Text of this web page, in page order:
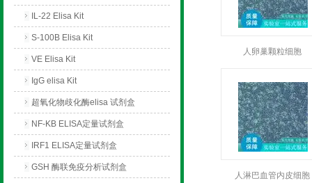
IL-22 Elisa Kit
S-100B Elisa Kit
VE Elisa Kit
IgG elisa Kit
超氧化物歧化酶elisa 试剂盒
NF-KB ELISA定量试剂盒
IRF1 ELISA定量试剂盒
GSH 酶联免疫分析试剂盒
人卵巢颗粒细胞
人淋巴血管内皮细胞